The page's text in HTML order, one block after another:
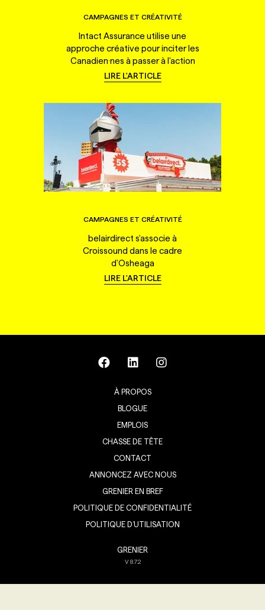
CAMPAGNES ET CRÉATIVITÉ
Intact Assurance utilise une
approche créative pour inciter les
Canadien·nes à passer à l'action
LIRE L'ARTICLE
CAMPAGNES ET CRÉATIVITÉ
belairdirect s'associe à
Croissound dans le cadre
d'Osheaga
LIRE L'ARTICLE
À PROPOS
BLOGUE
EMPLOIS
CHASSE DE TÊTE
CONTACT
ANNONCEZ AVEC NOUS
GRENIER EN BREF
POLITIQUE DE CONFIDENTIALITÉ
POLITIQUE D’UTILISATION
GRENIER
V8.7.2